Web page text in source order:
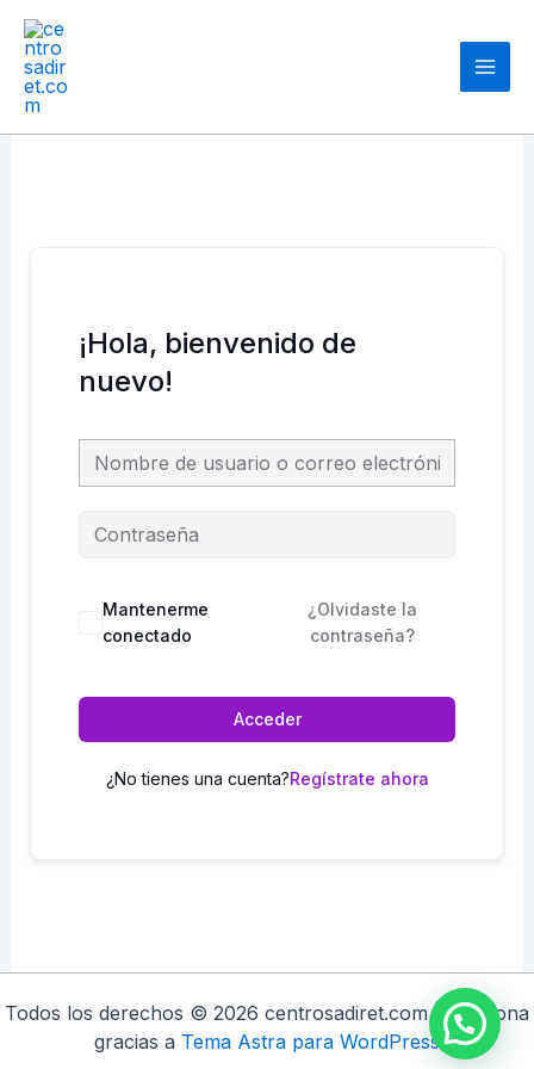
contenido
¡Hola, bienvenido de
nuevo!
Mantenerme
conectado
¿Olvidaste la
contraseña?
Acceder
¿No tienes una cuenta?Regístrate ahora
Todos los derechos © 2026 centrosadiret.com | Funciona
gracias a Tema Astra para WordPress